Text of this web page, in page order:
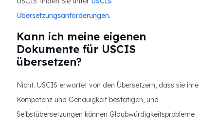
Übersetzungsanforderungen.
Kann ich meine eigenen
Dokumente für USCIS
übersetzen?
Nicht. USCIS erwartet von den Übersetzern, dass sie ihre
Kompetenz und Genauigkeit bestätigen, und
Selbstübersetzungen können Glaubwürdigkeitsprobleme